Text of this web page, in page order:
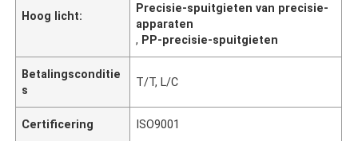
Hoog licht:
Precisie-spuitgieten van precisie-
apparaten
, PP-precisie-spuitgieten
Betalingsconditie
s
T/T, L/C
Certificering ISO9001